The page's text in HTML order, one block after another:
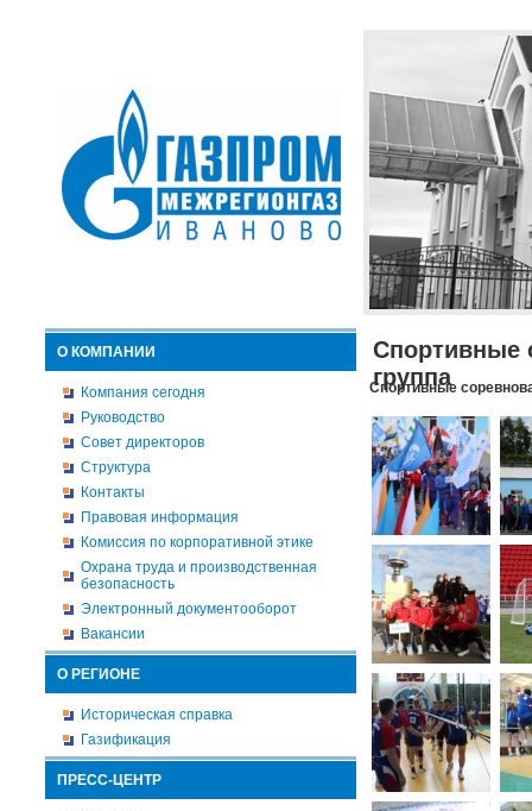
О КОМПАНИИ
Компания сегодня
Руководство
Совет директоров
Структура
Контакты
Правовая информация
Комиссия по корпоративной этике
Охрана труда и производственная
безопасность
Электронный документооборот
Вакансии
О РЕГИОНЕ
Историческая справка
Газификация
ПРЕСС-ЦЕНТР
Спортивные
группа
Спортивные